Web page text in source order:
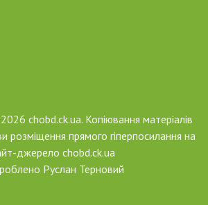
chobd.ck.ua. Копіювання матеріалів
розміщення прямого гіперпосилання на
джерело chobd.ck.ua
Руслан Терновий